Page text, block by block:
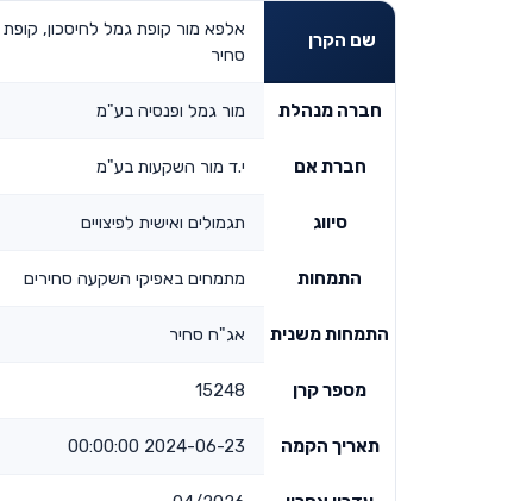
שם הקרן
אלפא מור קופת גמל לחיסכון,
סחיר
חברה מנהלת מור גמל ופנסיה בע"מ
חברת אם י.ד מור השקעות בע"מ
סיווג תגמולים ואישית לפיצויים
התמחות מתמחים באפיקי השקעה סחירים
התמחות משנית אג"ח סחיר
מספר קרן 15248
תאריך הקמה 2024-06-23 00:00:00